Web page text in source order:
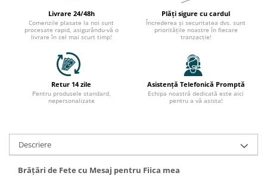
Livrare 24/48h
Comenzile plasate la noi sunt
procesate rapid, asigurându-vă o
livrare în cel mai scurt timp!
Plăți sigure cu cardul
Încrederea și securitatea dvs. sunt
prioritățile noastre în fiecare
tranzacție!
Retur 14 zile
Pentru produsele standard,
nepersonalizate
Asistență Telefonică Promptă
Echipa noastră dedicată este aici
pentru a vă asista!
Descriere
Brățări de Fete cu Mesaj pentru Fiica mea